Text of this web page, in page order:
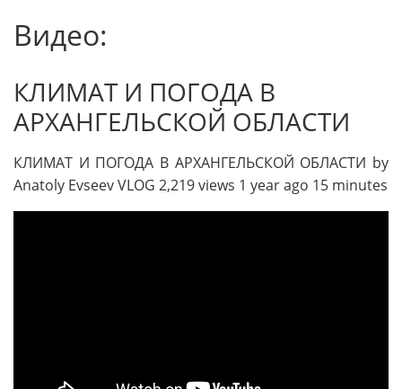
Видео:
КЛИМАТ И ПОГОДА В
АРХАНГЕЛЬСКОЙ ОБЛАСТИ
КЛИМАТ И ПОГОДА В АРХАНГЕЛЬСКОЙ ОБЛАСТИ by
Anatoly Evseev VLOG 2,219 views 1 year ago 15 minutes